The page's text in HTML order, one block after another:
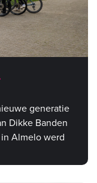
generatie
Dikke Banden
Almelo werd